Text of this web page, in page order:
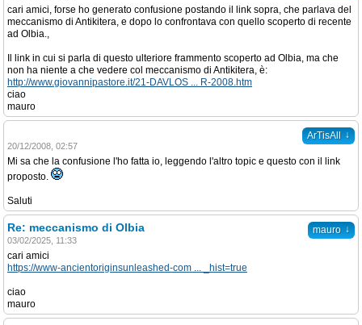
cari amici, forse ho generato confusione postando il link sopra, che parlava del
meccanismo di Antikitera, e dopo lo confrontava con quello scoperto di recente
ad Olbia.,
Il link in cui si parla di questo ulteriore frammento scoperto ad Olbia, ma che
non ha niente a che vedere col meccanismo di Antikitera, è:
http://www.giovannipastore.it/21-DAVLOS ... R-2008.htm
ciao
mauro
ArTisAll ↓
20/12/2008, 02:57
Mi sa che la confusione l'ho fatta io, leggendo l'altro topic e questo con il link
proposto.
Saluti
mauro ↓
Re: meccanismo di Olbia
03/02/2025, 11:33
cari amici
https://www-ancientoriginsunleashed-com ... _hist=true
ciao
mauro